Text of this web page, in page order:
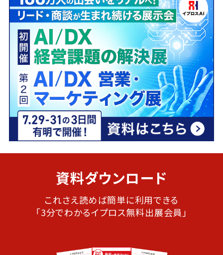
資料ダウンロード
これさえ読めば簡単に利用できる
「3分でわかるイプロス無料出展会員」